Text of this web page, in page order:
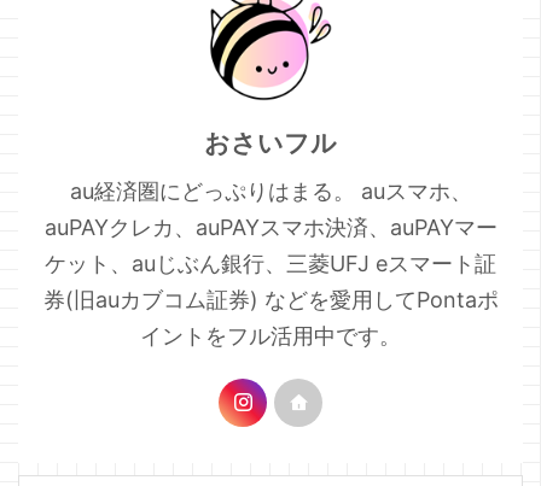
おさいフル
au経済圏にどっぷりはまる。 auスマホ、
auPAYクレカ、auPAYスマホ決済、auPAYマー
ケット、auじぶん銀行、三菱UFJ eスマート証
券(旧auカブコム証券) などを愛用してPontaポ
イントをフル活用中です。